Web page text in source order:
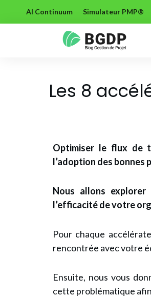
AI Continuum Simulateur PMP®
Les 8
Optimiser le flux de
l’adoption des bonnes
Nous allons
l’efficacité de votre
Pour chaque
rencontrée avec votre
Ensuite, nous vous
cette problématique